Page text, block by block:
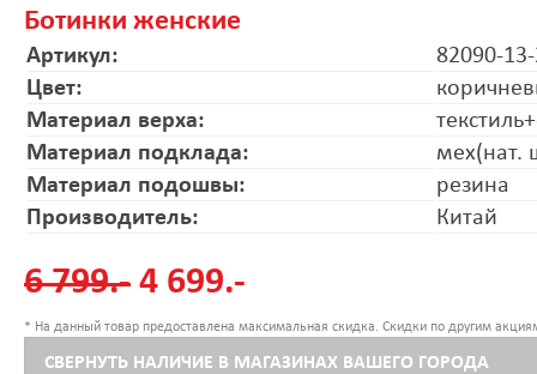
Ботинки женские
Артикул:
82090-
Цвет:
Материал верха:
Материал подклада:
мех(нат.
Материал подошвы:
резина
Производитель:
Китай
6 799.- 4 699.-
* На данный товар предоставлена максимальная скидка. Скидки по другим
СВЕРНУТЬ НАЛИЧИЕ В МАГАЗИНАХ ВАШЕГО ГОРОДА